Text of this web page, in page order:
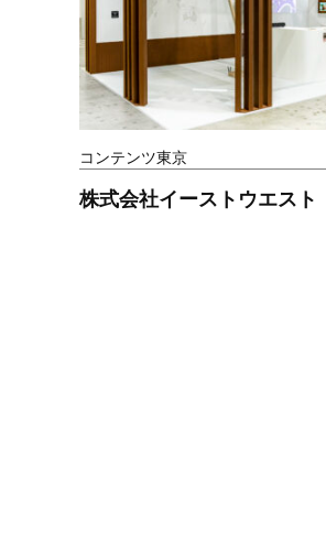
コンテンツ東京
株式会社イーストウエスト